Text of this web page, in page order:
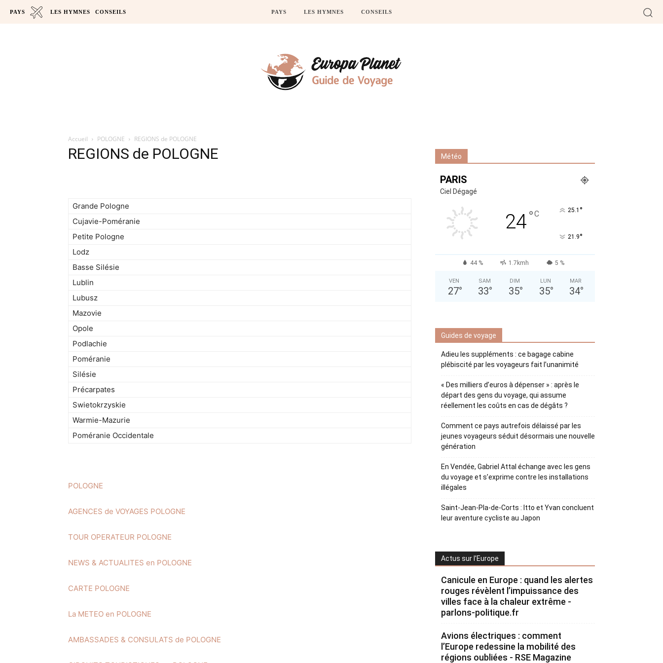
PAYS LES HYMNES CONSEILS PAYS LES HYMNES CONSEILS
Accueil POLOGNE REGIONS de POLOGNE
REGIONS de POLOGNE
Grande Pologne
Cujavie-Poméranie
Petite Pologne
Lodz
Basse Silésie
Lublin
Lubusz
Mazovie
Opole
Podlachie
Poméranie
Silésie
Précarpates
Swietokrzyskie
Warmie-Mazurie
Poméranie Occidentale
POLOGNE
AGENCES de VOYAGES POLOGNE
TOUR OPERATEUR POLOGNE
NEWS & ACTUALITES en POLOGNE
CARTE POLOGNE
La METEO en POLOGNE
AMBASSADES & CONSULATS de POLOGNE
Météo
PARIS
Ciel Dégagé
24°C 25.1 °
21.9°
44 % 1.7kmh 5 %
VEN
27°
SAM
33°
DIM
35°
LUN
35°
MAR
34°
Guides de voyage
Adieu les suppléments : ce bagage cabine
plébiscité par les voyageurs fait l’unanimité
« Des milliers d’euros à dépenser » : après le
départ des gens du voyage, qui assume
réellement les coûts en cas de dégâts ?
Comment ce pays autrefois délaissé par les
jeunes voyageurs séduit désormais une nouvelle
génération
En Vendée, Gabriel Attal échange avec les gens
du voyage et s’exprime contre les installations
illégales
Saint-Jean-Pla-de-Corts : Itto et Yvan concluent
leur aventure cycliste au Japon
Actus sur l’Europe
Canicule en Europe : quand les alertes
rouges révèlent l’impuissance des
villes face à la chaleur extrême -
parlons-politique.fr
Avions électriques : comment
l’Europe redessine la mobilité des
régions oubliées - RSE Magazine